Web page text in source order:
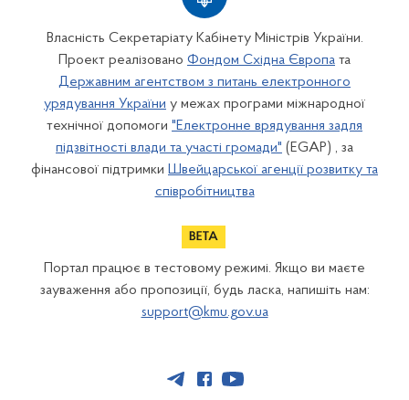
Власність Секретаріату Кабінету Міністрів України.
Проект реалізовано Фондом Східна Європа та
Державним агентством з питань електронного
урядування України у межах програми міжнародної
технічної допомоги "Електронне врядування задля
підзвітності влади та участі громади" (EGAP) , за
фінансової підтримки Швейцарської агенції розвитку та
співробітництва
Портал працює в тестовому режимі. Якщо ви маєте
зауваження або пропозиції, будь ласка, напишіть нам:
support@kmu.gov.ua